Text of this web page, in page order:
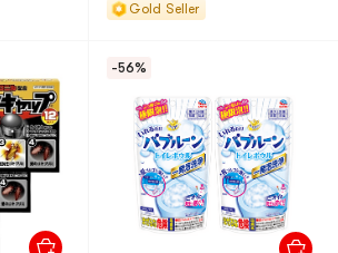
Gold Seller
-56%